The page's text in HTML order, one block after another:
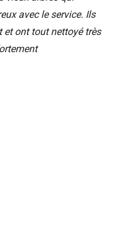
avec le service. Ils
ont tout nettoyé très